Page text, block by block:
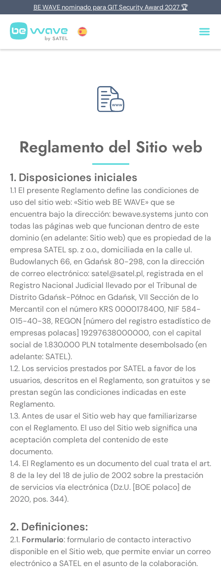
BE WAVE nominado para GIT Security Award 2027 🏆
Reglamento del Sitio web
1. Disposiciones iniciales
1.1 El presente Reglamento define las condiciones de
uso del sitio web: «Sitio web BE WAVE» que se
encuentra bajo la dirección: bewave.systems junto con
todas las páginas web que funcionan dentro de este
dominio (en adelante: Sitio web) que es propiedad de la
empresa SATEL sp. z o.o., domiciliada en la calle ul.
Budowlanych 66, en Gdańsk 80-298, con la dirección
de correo electrónico: satel@satel.pl, registrada en el
Registro Nacional Judicial llevado por el Tribunal de
Distrito Gdańsk-Północ en Gdańsk, VII Sección de lo
Mercantil con el número KRS 0000178400, NIF 584-
015-40-38, REGON [número del registro estadístico de
empresas polacas] 19297638000000, con el capital
social de 1.830.000 PLN totalmente desembolsado (en
adelante: SATEL).
1.2. Los servicios prestados por SATEL a favor de los
usuarios, descritos en el Reglamento, son gratuitos y se
prestan según las condiciones indicadas en este
Reglamento.
1.3. Antes de usar el Sitio web hay que familiarizarse
con el Reglamento. El uso del Sitio web significa una
aceptación completa del contenido de este
documento.
1.4. El Reglamento es un documento del cual trata el art.
8 de la ley del 18 de julio de 2002 sobre la prestación
de servicios vía electrónica (Dz.U. [BOE polaco] de
2020, pos. 344).
2. Definiciones:
2.1. Formulario: formulario de contacto interactivo
disponible en el Sitio web, que permite enviar un correo
electrónico a SATEL en el asunto de la colaboración.